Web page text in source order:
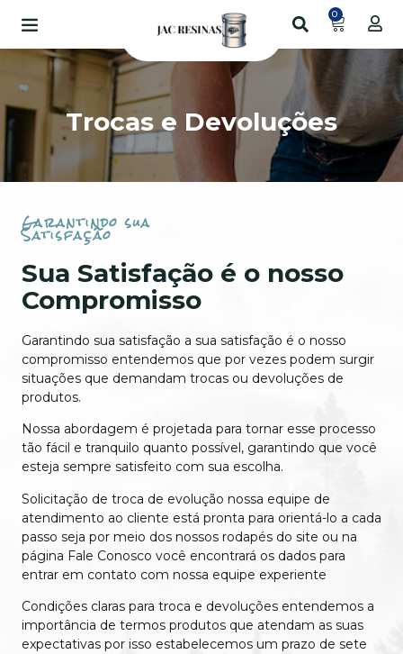
0
Trocas e Devoluções
Garantindo sua
Satisfação
Sua Satisfação é o nosso
Compromisso
Garantindo sua satisfação a sua satisfação é o nosso
compromisso entendemos que por vezes podem surgir
situações que demandam trocas ou devoluções de
produtos.
Nossa abordagem é projetada para tornar esse processo
tão fácil e tranquilo quanto possível, garantindo que você
esteja sempre satisfeito com sua escolha.
Solicitação de troca de evolução nossa equipe de
atendimento ao cliente está pronta para orientá-lo a cada
passo seja por meio dos nossos rodapés do site ou na
página Fale Conosco você encontrará os dados para
entrar em contato com nossa equipe experiente
Condições claras para troca e devoluções entendemos a
importância de termos produtos que atendam as suas
expectativas por isso estabelecemos um prazo de sete